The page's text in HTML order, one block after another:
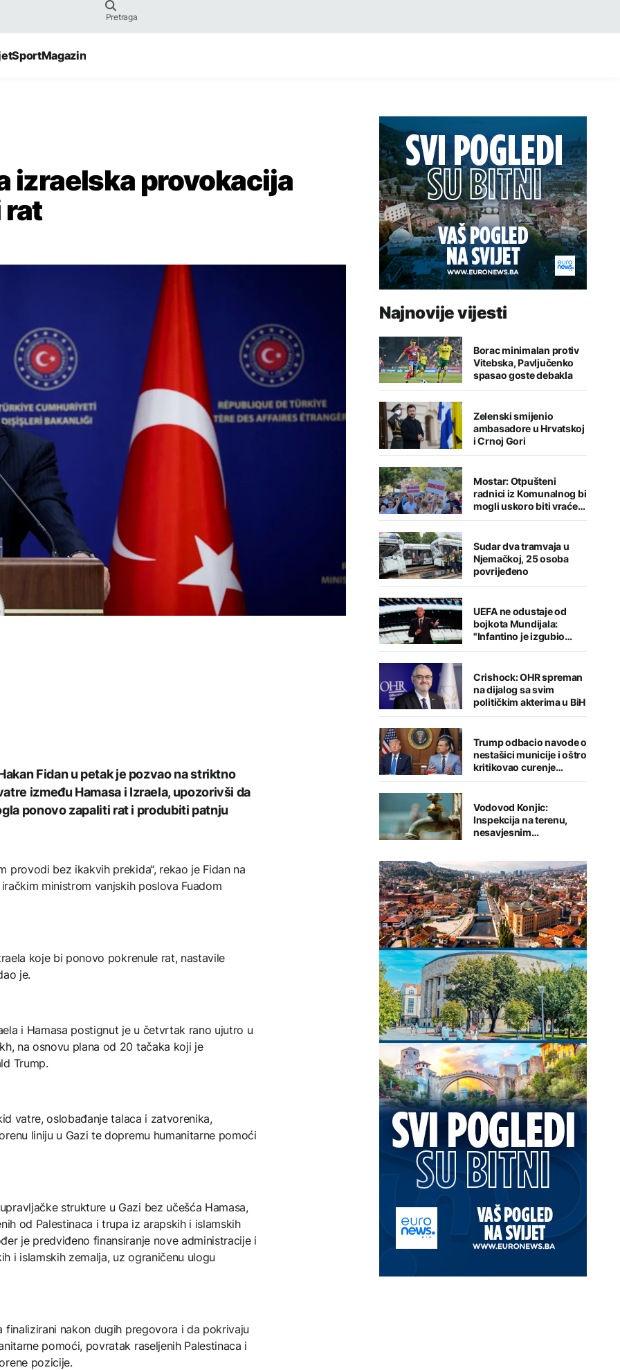
SportMagazin
izraelska provokacija
rat
Fidan u petak je pozvao na striktno
između Hamasa i Izraela, upozorivši da
ponovo zapaliti rat i produbiti patnju
provodi bez ikakvih prekida“, rekao je Fidan na
ministrom vanjskih poslova Fuadom
koje bi ponovo pokrenule rat, nastavile
je.
i Hamasa postignut je u četvrtak rano ujutro u
na osnovu plana od 20 tačaka koji je
Trump.
vatre, oslobađanje talaca i zatvorenika,
liniju u Gazi te dopremu humanitarne pomoći
strukture u Gazi bez učešća Hamasa,
od Palestinaca i trupa iz arapskih i islamskih
je predviđeno finansiranje nove administracije i
i islamskih zemalja, uz ograničenu ulogu
finalizirani nakon dugih pregovora i da pokrivaju
pomoći, povratak raseljenih Palestinaca i
pozicije.
Najnovije vijesti
Borac minimalan protiv
Vitebska, Pavljučenko
spasao goste debakla
Zelenski smijenio
ambasadore u Hrvatskoj
i Crnoj Gori
Mostar: Otpušteni
radnici iz Komunalnog bi
mogli uskoro biti vraćeni
na posao
Sudar dva tramvaja u
Njemačkoj, 25 osoba
povrijeđeno
UEFA ne odustaje od
bojkota Mundijala:
"Infantino je izgubio
kredibilitet"
Crishock: OHR spreman
na dijalog sa svim
političkim akterima u BiH
Trump odbacio navode o
nestašici municije i oštro
kritikovao curenje
podataka
Vodovod Konjic:
Inspekcija na terenu,
nesavjesnim
vodosnabdijevanja